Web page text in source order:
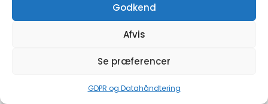
Godkend
Afvis
Se præferencer
GDPR og Datahåndtering